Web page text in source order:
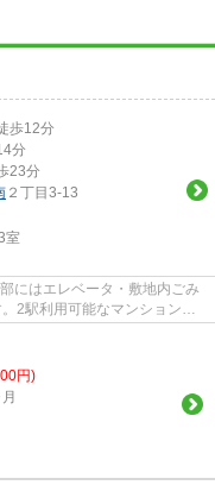
歩12分
分
23分
２丁目3-13
室
にはエレベータ・敷地内ごみ
2駅利用可能なマンションな
円)